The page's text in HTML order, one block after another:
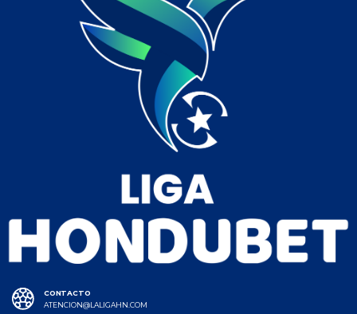
CONTACTO
ATENCION@LALIGAHN.COM